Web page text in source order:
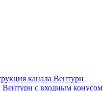
канала Вентури
Вентури c входным конусом